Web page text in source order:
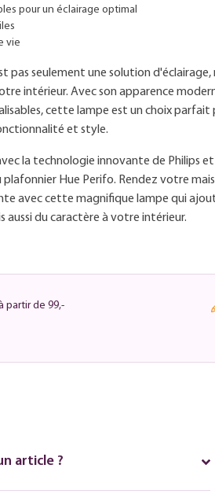
pour un éclairage optimal
vie
pas seulement une solution d'éclairage,
intérieur. Avec son apparence
cette lampe est un choix parfait
et style.
la technologie innovante de Philips et
Hue Perifo. Rendez votre
avec cette magnifique lampe qui
aussi du caractère à votre intérieur.
partir de 99,-
article ?